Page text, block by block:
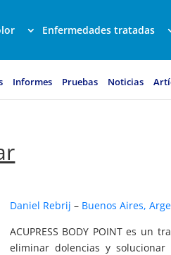
Enfermedades tratadas
Informes Pruebas Noticias
Daniel Rebrij – Buenos Aires,
ACUPRESS BODY POINT es un
eliminar dolencias y solucionar